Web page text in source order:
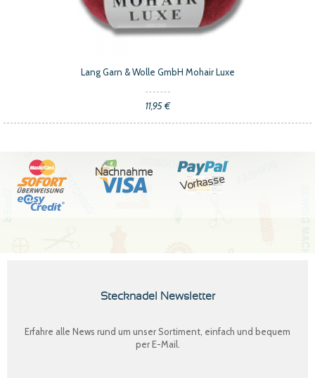
Lang Garn & Wolle GmbH Mohair Luxe
11,95 €
Nachnahme
Vorkasse
Stecknadel Newsletter
Erfahre alle News rund um unser Sortiment, einfach und bequem
per E-Mail.